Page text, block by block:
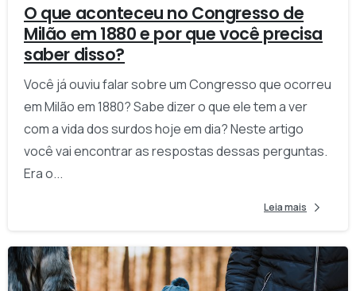
O que aconteceu no Congresso de
Milão em 1880 e por que você precisa
saber disso?
Você já ouviu falar sobre um Congresso que ocorreu
em Milão em 1880? Sabe dizer o que ele tem a ver
com a vida dos surdos hoje em dia? Neste artigo
você vai encontrar as respostas dessas perguntas.
Era o...
Leia mais